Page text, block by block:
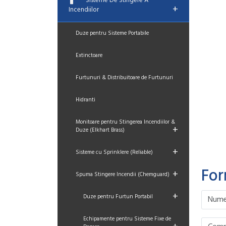
Incendiilor
+
Duze pentru Sisteme Portabile
Extinctoare
Furtunuri & Distribuitoare de Furtunuri
Hidranti
Monitoare pentru Stingerea Incendiilor &
Duze (Elkhart Brass)
+
Sisteme cu Sprinklere (Reliable) +
Spuma Stingere Incendii (Chemguard) +
Duze pentru Furtun Portabil +
Echipamente pentru Sisteme Fixe de
Please
Please
Please
Please